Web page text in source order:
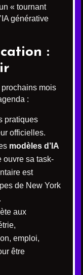
« tournant
générative
:
mois
:
pratiques
officielles.
modèles d’IA
ouvre sa task-
est
de New York
aux
emploi,
être